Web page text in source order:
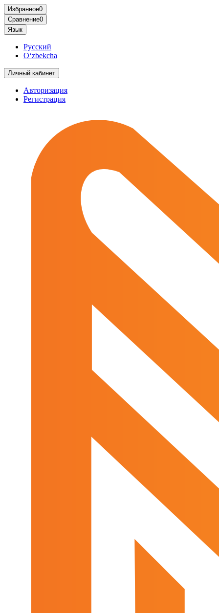
Избранное0
Сравнение0
Язык
Русский
O‘zbekcha
Личный кабинет
Авторизация
Регистрация